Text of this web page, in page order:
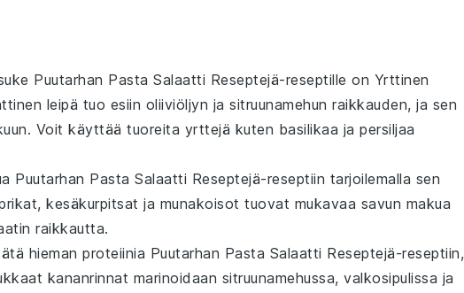
Puutarhan Pasta Salaatti Reseptejä-reseptille on Yrttinen
leipä tuo esiin oliiviöljyn ja sitruunamehun raikkauden, ja sen
Voit käyttää tuoreita yrttejä kuten basilikaa ja persiljaa
Puutarhan Pasta Salaatti Reseptejä-reseptiin tarjoilemalla sen
, kesäkurpitsat ja munakoisot tuovat mukavaa savun makua
raikkautta.
hieman proteiinia Puutarhan Pasta Salaatti Reseptejä-reseptiin,
kananrinnat marinoidaan sitruunamehussa, valkosipulissa ja